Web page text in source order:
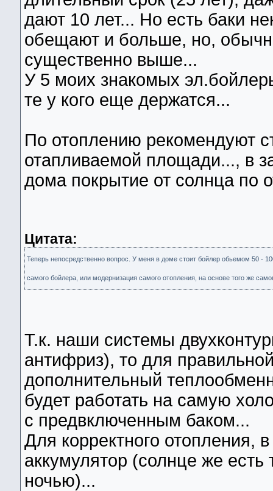
дают 10 лет... Но есть баки
обещают и больше, но,
существенно выше...
У 5 моих знакомых
те у кого еще держатся...
По отоплению рекомендуют
отапливаемой площади..., в
дома покрытие от солнца по
Цитата:
Теперь непосредственно вопрос. У меня в доме стоит бойлер обьемом 50 -
самого бойлера, или модернизация самого отопления, на основе того же
Т.к. наши системы
антифриз), то для
дополнительный
будет работать на самую
с предвключенным баком...
Для корректного отопления,
аккумулятор (солнце же
ночью)...